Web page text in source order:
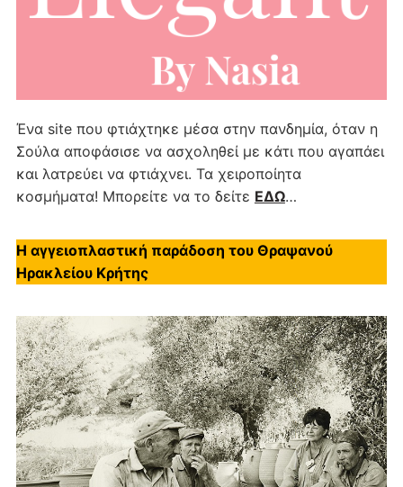
Ένα site που φτιάχτηκε μέσα στην πανδημία, όταν η
Σούλα αποφάσισε να ασχοληθεί με κάτι που αγαπάει
και λατρεύει να φτιάχνει. Τα χειροποίητα
κοσμήματα! Μπορείτε να το δείτε ΕΔΩ…
Η αγγειοπλαστική παράδοση του Θραψανού
Ηρακλείου Κρήτης